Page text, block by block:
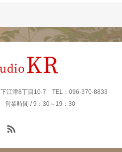
江津8丁目10-7 TEL：096-370-8833
営業時間 / 9：30～19：30